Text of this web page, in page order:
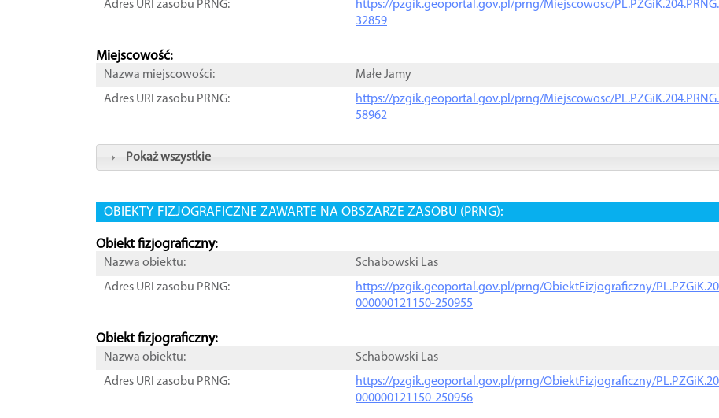
Adres URI zasobu PRNG:
https://pzgik.geoportal.gov.pl/prng/Miejscowosc/
32859
Miejscowość:
Nazwa miejscowości:
Małe Jamy
Adres URI zasobu PRNG:
https://pzgik.geoportal.gov.pl/prng/Miejscowosc/
58962
Pokaż wszystkie
OBIEKTY FIZJOGRAFICZNE ZAWARTE NA OBSZARZE ZASOBU (PRNG):
Obiekt fizjograficzny:
Nazwa obiektu:
Schabowski Las
Adres URI zasobu PRNG:
https://pzgik.geoportal.gov.pl/prng/ObiektFizjograficzny/
000000121150-250955
Obiekt fizjograficzny:
Nazwa obiektu:
Schabowski Las
Adres URI zasobu PRNG:
https://pzgik.geoportal.gov.pl/prng/ObiektFizjograficzny/
000000121150-250956